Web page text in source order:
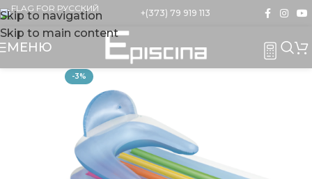
Skip to navigation
Skip to main content
+(373) 79 919 113
МЕНЮ
-3%